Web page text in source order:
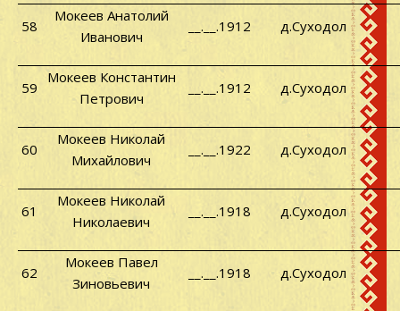
58
Мокеев Анатолий
Иванович
__.__.1912 д.Суходол
59
Мокеев Константин
Петрович
__.__.1912 д.Суходол
60
Мокеев Николай
Михайлович
__.__.1922 д.Суходол
61
Мокеев Николай
Николаевич
__.__.1918 д.Суходол
62
Мокеев Павел
Зиновьевич
__.__.1918 д.Суходол